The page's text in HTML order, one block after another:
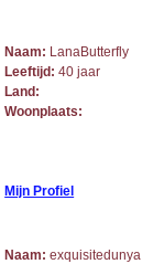
Naam: LanaButterfly
Leeftijd: 40 jaar
Land:
Woonplaats:
Mijn Profiel
Naam: exquisitedunya